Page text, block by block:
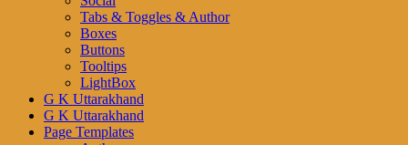
Tabs & Toggles & Author
Boxes
Buttons
Tooltips
LightBox
G K Uttarakhand
G K Uttarakhand
Page Templates